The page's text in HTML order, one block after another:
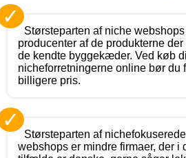
✓
Størsteparten af niche
producenter af de produkterne
de kendte byggekæder. Ved køb
nicheforretningerne online bør du
billigere pris.
✓
Størsteparten af nichefokuserede
webshops er mindre firmaer, der i